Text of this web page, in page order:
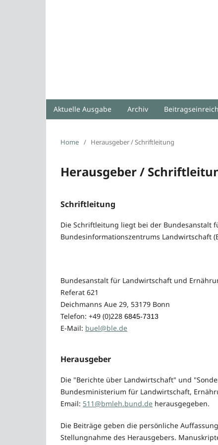
Aktuelle Ausgabe Archiv
Home / Herausgeber / Schriftleitung
Herausgeber /
Schriftleitung
Die Schriftleitung liegt bei der Bundesanstalt
Bundesinformationszentrums Landwirtschaft
Bundesanstalt für Landwirtschaft und
Referat 621
Deichmanns Aue 29, 53179 Bonn
Telefon: +49 (0)228 6845-7313
E-Mail: buel@ble.de
Herausgeber
Die "Berichte über Landwirtschaft" und
Bundesministerium für Landwirtschaft,
Email: 511@bmleh.bund.de herausgegeben.
Die Beiträge geben die persönliche
Stellungnahme des Herausgebers.